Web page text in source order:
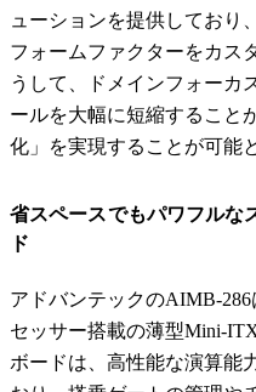
ューションを提供しており
フォームファクターをカス
うして、ドメインフォーカ
ールを大幅に短縮すること
化」を実現することが可能
省スペースでもパワフル
ド
アドバンテックのAIMB-
セッサー搭載の薄型Mini-
ボードは、高性能な演算能